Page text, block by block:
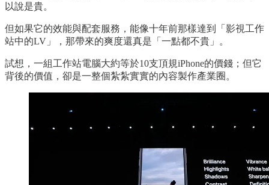
以說是貴。
但如果它的效能與配套服務，能像十年前那樣達到「影視工作
站中的LV」，那帶來的爽度還真是「一點都不貴」。
試想，一組工作站電腦大約等於10支頂規iPhone的價錢；但它
背後的價值，卻是一整個紮紮實實的內容製作產業圈。